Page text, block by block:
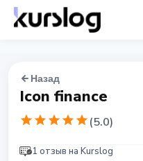
Назад
Icon finance
(5.0)
1 отзыв на Kurslog